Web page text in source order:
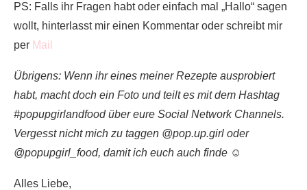
PS: Falls ihr Fragen habt oder einfach mal „Hallo“ sagen
wollt, hinterlasst mir einen Kommentar oder schreibt mir
per Mail
Übrigens: Wenn ihr eines meiner Rezepte ausprobiert
habt, macht doch ein Foto und teilt es mit dem Hashtag
#popupgirlandfood über eure Social Network Channels.
Vergesst nicht mich zu taggen @pop.up.girl oder
@popupgirl_food, damit ich euch auch finde ☺️
Alles Liebe,